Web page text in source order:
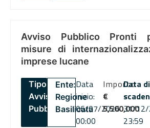
Avviso Pubblico Pronti
misure di
imprese lucane
Tipo:
Avviso
Pubblico
Ente:
Regione
Basilicata
Data
inizio:
06/07/2026
00:00
Importo
€
5,500,000
Data di
31/
23:59